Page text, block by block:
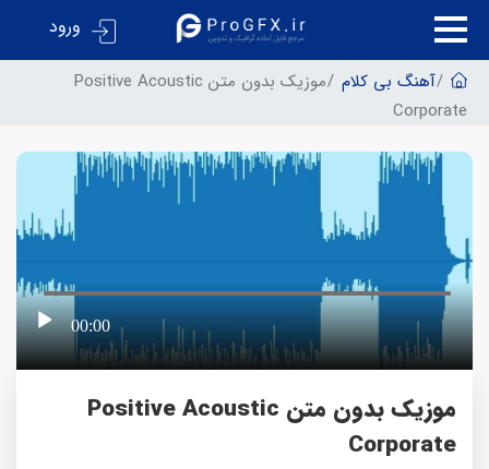
ورود
آهنگ بی کلام
موزیک بدون متن Positive Acoustic
Corporate
00:00
موزیک بدون متن Positive Acoustic
Corporate